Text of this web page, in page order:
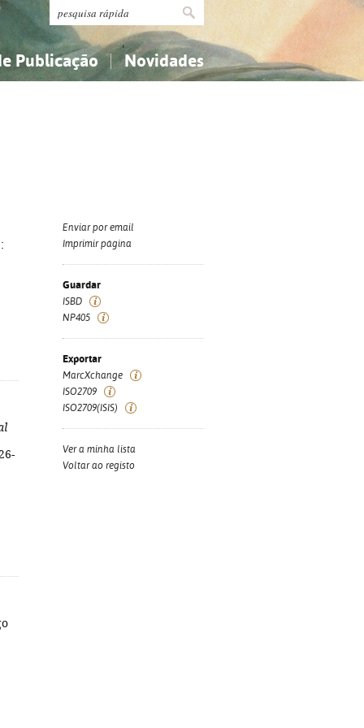
Publicação Novidades
Enviar por email
Imprimir página
Guardar
ISBD
NP405
Exportar
MarcXchange
ISO2709
ISO2709(ISIS)
Ver a minha lista
Voltar ao registo